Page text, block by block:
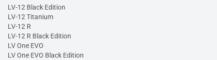
LV-12 Black Edition
LV-12 Titanium
LV-12 R
LV-12 R Black Edition
LV One EVO
LV One EVO Black Edition